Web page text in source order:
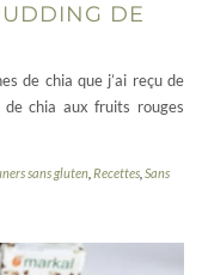
DE
de chia que j’ai reçu de
chia aux fruits rouges
sans gluten Recettes Sans